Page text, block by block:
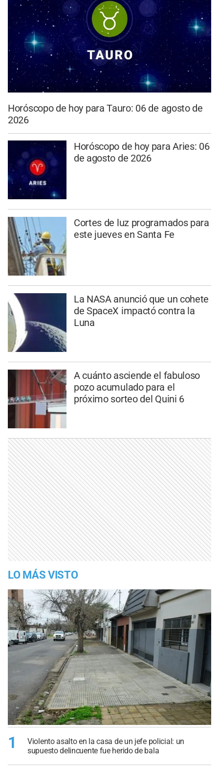
Horóscopo de hoy para Tauro: 06 de agosto de
2026
Horóscopo de hoy para Aries: 06
de agosto de 2026
Cortes de luz programados para
este jueves en Santa Fe
La NASA anunció que un cohete
de SpaceX impactó contra la
Luna
A cuánto asciende el fabuloso
pozo acumulado para el
próximo sorteo del Quini 6
LO MÁS VISTO
1
Violento asalto en la casa de un jefe policial: un
supuesto delincuente fue herido de bala